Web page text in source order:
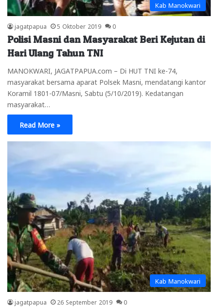
Kab Manokwari
jagatpapua 5 Oktober 2019 0
Polisi Masni dan Masyarakat Beri Kejutan di
Hari Ulang Tahun TNI
MANOKWARI, JAGATPAPUA.com – Di HUT TNI ke-74,
masyarakat bersama aparat Polsek Masni, mendatangi kantor
Koramil 1801-07/Masni, Sabtu (5/10/2019). Kedatangan
masyarakat…
Read More »
Kab Manokwari
jagatpapua 26 September 2019 0